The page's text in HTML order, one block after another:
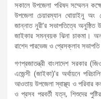
সকালে উপজেলা পরিষদ সম্মেলন
উপজেলা চেয়ারম্যান থোয়াইনু অং
জান্নাত নুরী’র সভাপতিত্বে
জাইকার সমন্বয়ক ঝিনা চাকমা।
রাশেদ পারভেজ ও প্রেসক্লাব সভাপতি
গণপ্রজাতন্ত্রী বাংলাদেশ সরকার
এজেন্সী (জাইকা)’র অর্থায়নে
আওতায় উপজেলা স্বাস্থ্য ও পরিবার
ও প্রসব পরবর্তী যত্ন, শিশুদের